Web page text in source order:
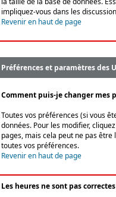
impliquez-vous dans les
Revenir en haut de page
Préférences et paramètres des
Comment puis-je changer mes
Toutes vos préférences (si vous
données. Pour les modifier,
pages, mais cela peut ne pas
toutes vos préférences.
Revenir en haut de page
Les heures ne sont pas